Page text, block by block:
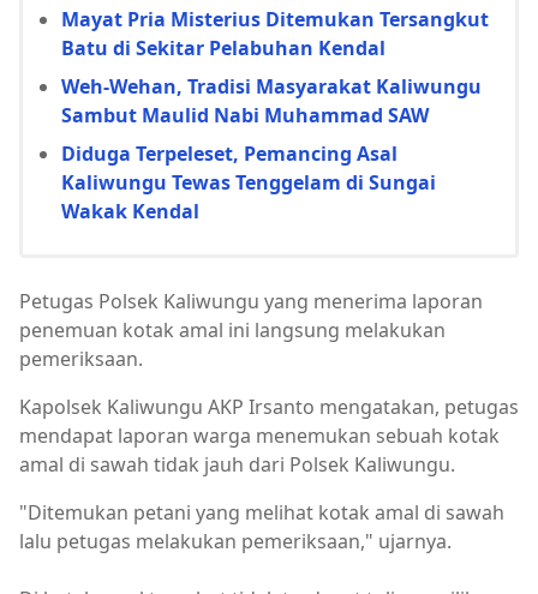
Mayat Pria Misterius Ditemukan Tersangkut
Batu di Sekitar Pelabuhan Kendal
Weh-Wehan, Tradisi Masyarakat Kaliwungu
Sambut Maulid Nabi Muhammad SAW
Diduga Terpeleset, Pemancing Asal
Kaliwungu Tewas Tenggelam di Sungai
Wakak Kendal
Petugas Polsek Kaliwungu yang menerima laporan
penemuan kotak amal ini langsung melakukan
pemeriksaan.
Kapolsek Kaliwungu AKP Irsanto mengatakan, petugas
mendapat laporan warga menemukan sebuah kotak
amal di sawah tidak jauh dari Polsek Kaliwungu.
"Ditemukan petani yang melihat kotak amal di sawah
lalu petugas melakukan pemeriksaan," ujarnya.